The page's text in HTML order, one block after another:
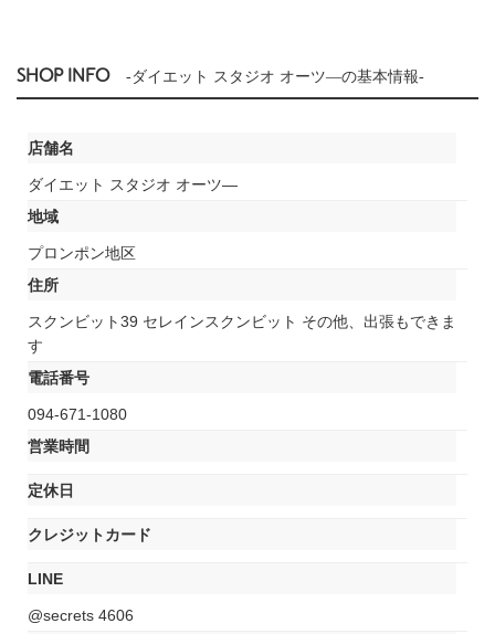
SHOP INFO -ダイエット スタジオ オーツ―の基本情報-
店舗名
ダイエット スタジオ オーツ―
地域
プロンポン地区
住所
スクンビット39 セレインスクンビット その他、出張もできま
す
電話番号
094-671-1080
営業時間
定休日
クレジットカード
LINE
@secrets 4606